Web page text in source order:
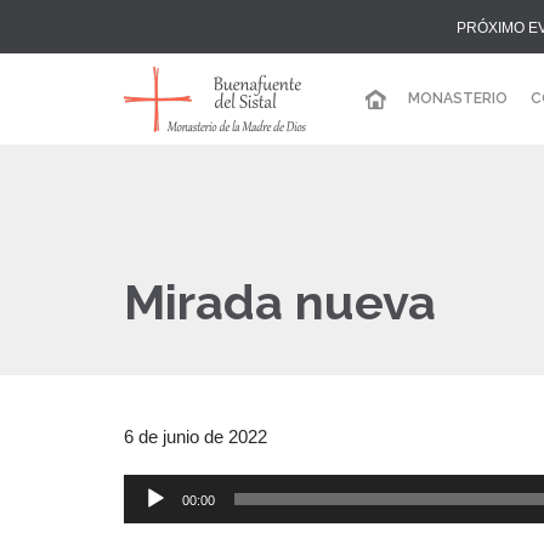
PRÓXIMO
MONASTERIO
Mirada nueva
6 de junio de 2022
00:00